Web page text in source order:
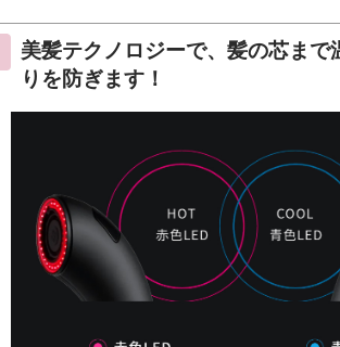
美髪テクノロジーで、髪の芯まで
りを防ぎます！